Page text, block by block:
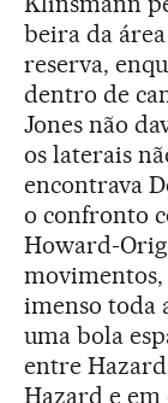
beira da
reserva,
dentro de
Jones não
os laterais
encontrava
o confronto
Howard-
movimentos,
imenso toda
uma bola
entre
Hazard e em